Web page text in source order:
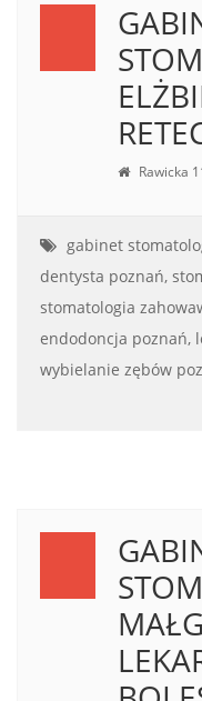
Rawicka
gabinet
dentysta poznań,
stomatologia
endodoncja poznań,
wybielanie zębów